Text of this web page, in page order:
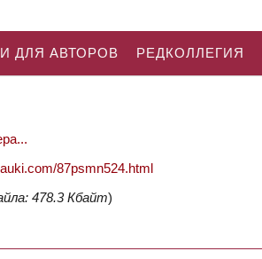
ДЛЯ АВТОРОВ РЕДКОЛЛЕГИЯ
87psmn524.html
478.3 Кбайт)